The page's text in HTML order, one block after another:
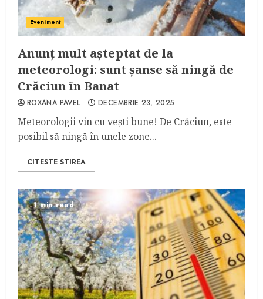
Eveniment
Anunț mult așteptat de la
meteorologi: sunt șanse să ningă de
Crăciun în Banat
ROXANA PAVEL DECEMBRIE 23, 2025
Meteorologii vin cu vești bune! De Crăciun, este
posibil să ningă în unele zone...
CITESTE STIREA
1 min read